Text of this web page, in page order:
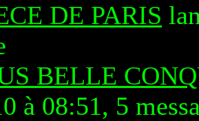
DE PARIS
BELLE
à 08:51, 5